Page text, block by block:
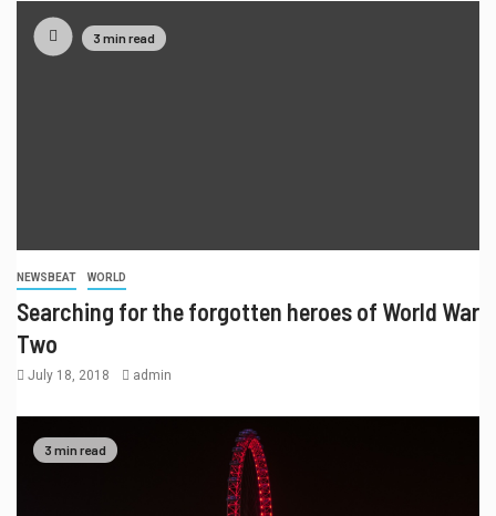
3 min read
NEWSBEAT WORLD
Searching for the forgotten heroes of World War
Two
July 18, 2018 admin
3 min read
3
Rise Nation intent to ‘stay humble,
stay hungry’